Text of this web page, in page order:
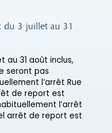
du 3 juillet au 31
au 31 août inclus,
seront pas
l’arrêt Rue
de report est
l’arrêt
arrêt de report est